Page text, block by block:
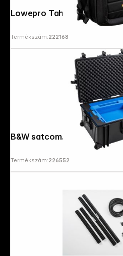
Lowepro Tahoe BP 150
Termékszám:222168
Termékszám:226552